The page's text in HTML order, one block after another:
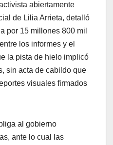
abiertamente
de Lilia Arrieta, detalló
por 15 millones 800 mil
los informes y el
la pista de hielo implicó
sin acta de cabildo que
visuales firmados
al gobierno
ante lo cual las